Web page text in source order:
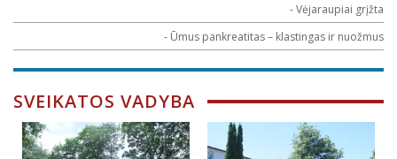
- Vėjaraupiai grįžta
- Ūmus pankreatitas – klastingas ir nuožmus
SVEIKATOS VADYBA